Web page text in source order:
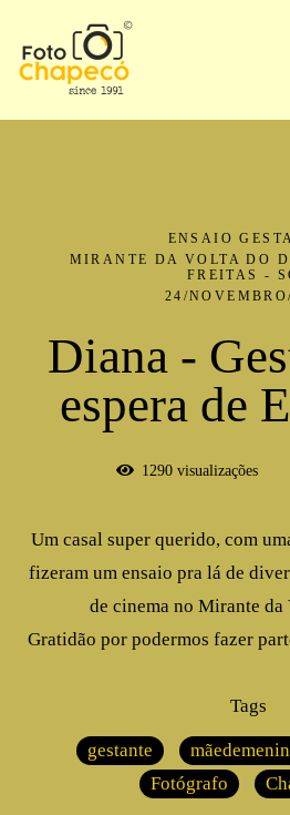
ENSAIO
MIRANTE DA VOLTA DO
FREITAS -
24/
Diana -
espera de
1290 visualizações
Um casal super querido, com
fizeram um ensaio pra lá de
de cinema no Mirante da
Gratidão por podermos fazer
Tags
gestante
Fotógrafo